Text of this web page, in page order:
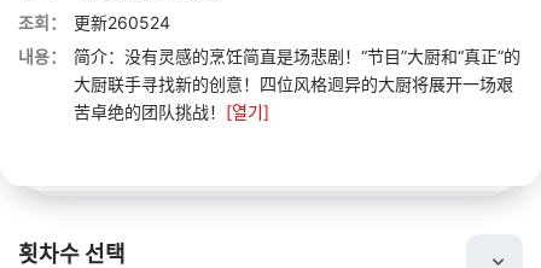
조회：
更新260524
내용：
简介：没有灵感的烹饪简直是场悲剧！“节目”大厨和“真正”的
大厨联手寻找新的创意！四位风格迥异的大厨将展开一场艰
苦卓绝的团队挑战！ [열기]
횟차수 선택